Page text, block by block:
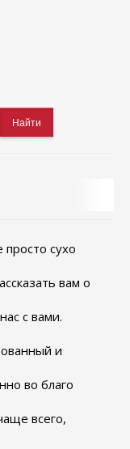
просто сухо
вам о
с вами.
и
во благо
всего,